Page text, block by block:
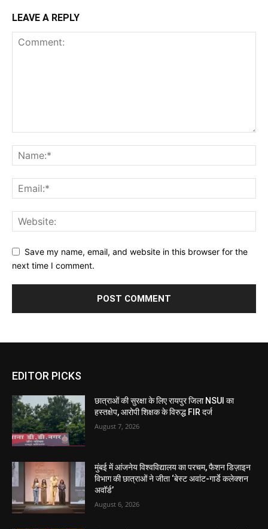
LEAVE A REPLY
Save my name, email, and website in this browser for the
next time I comment.
EDITOR PICKS
छात्राओं की सुरक्षा के लिए रायपुर जिला NSUI का
हस्तक्षेप, आरोपी शिक्षक के विरुद्ध FIR दर्ज
August 7, 2026
मुंबई में आंजनेय विश्वविद्यालय का परचम, फैशन डिज़ाइन
विभाग की छात्राओं ने जीता ‘बेस्ट अवांट-गार्डे कलेक्शन
अवॉर्ड’
August 6, 2026